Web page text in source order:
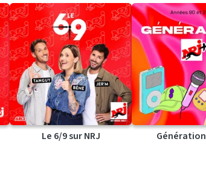
Le 6/9 sur NRJ Génération